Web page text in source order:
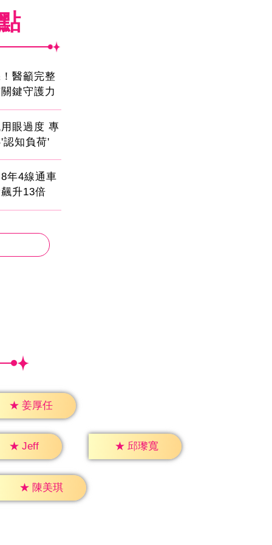
醫籲完整
鍵守護力
眼過度 專
認知負荷'
年4線通車
升13倍
★ 姜厚任
★ Jeff ★ 邱瓈寬
★ 陳美琪